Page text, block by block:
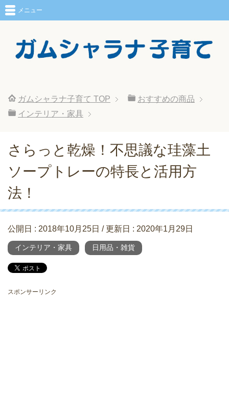
メニュー
ガムシャラナ子育て TOP
おすすめの商品
インテリア・家具
さらっと乾燥！不思議な珪藻土
ソープトレーの特長と活用方
法！
公開日 : 2018年10月25日 / 更新日 : 2020年1月29日
インテリア・家具 日用品・雑貨
スポンサーリンク